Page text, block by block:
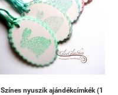
Színes nyuszik ajándékcímkék (1